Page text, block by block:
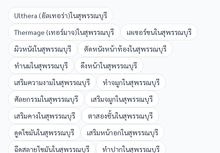
Ulthera (อัลเทอร่า)ในสุพรรณบุรี
Thermage (เทอร์มาจ)ในสุพรรณบุรี เลเซอร์ขนในสุพรรณบุรี
ผิวหนังในสุพรรณบุรี ตัดหนังหน้าท้องในสุพรรณบุรี
ทำนมในสุพรรณบุรี ดึงหน้าในสุพรรณบุรี
เสริมความงามในสุพรรณบุรี ทำจมูกในสุพรรณบุรี
ศัลยกรรมในสุพรรณบุรี เสริมจมูกในสุพรรณบุรี
เสริมคางในสุพรรณบุรี ตาสองชั้นในสุพรรณบุรี
ดูดไขมันในสุพรรณบุรี เสริมหน้าอกในสุพรรณบุรี
ฉีดสลายไขมันในสุพรรณบุรี ทำปากในสุพรรณบุรี